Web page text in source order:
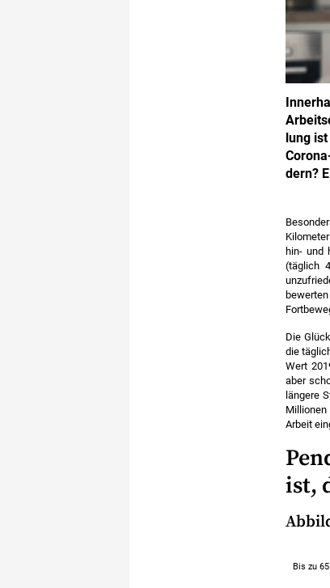
lung
dern?
hin- und
(täglich
Die
die
Wert
aber
längere
Arbeit
ist,